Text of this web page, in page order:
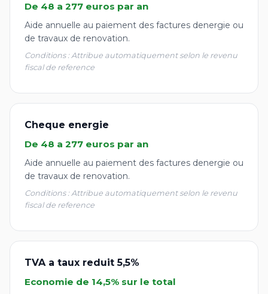
De 48 a 277 euros par an
Aide annuelle au paiement des factures denergie ou
de travaux de renovation.
Conditions : Attribue automatiquement selon le revenu
fiscal de reference
Cheque energie
De 48 a 277 euros par an
Aide annuelle au paiement des factures denergie ou
de travaux de renovation.
Conditions : Attribue automatiquement selon le revenu
fiscal de reference
TVA a taux reduit 5,5%
Economie de 14,5% sur le total